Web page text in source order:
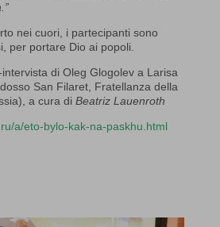
nei cuori, i partecipanti sono
per portare Dio ai popoli.
di Oleg Glogolev a Larisa
San Filaret, Fratellanza della
a cura di Beatriz Lauenroth
a/eto-bylo-kak-na-paskhu.html